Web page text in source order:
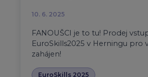
10. 6. 2025
FANOUŠCI je to tu! Prodej
EuroSkills2025 v Herningu pro
zahájen!
EuroSkills 2025